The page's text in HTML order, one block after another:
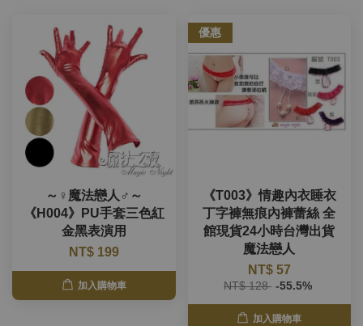
～♀魔法戀人♂～
《H004》PU手套三色紅
金黑表演用
NT$ 199
加入購物車
優惠
《T003》情趣內衣睡衣
丁字褲無痕內褲蕾絲 全
館現貨24小時台灣出貨
魔法戀人
NT$ 57
NT$ 128 -55.5%
加入購物車